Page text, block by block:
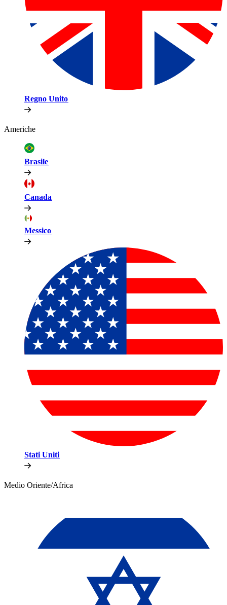
Regno Unito​​
Americhe​​
Brasile​​
Canada​​
Messico​​
Stati Uniti​​
Medio Oriente/Africa​​